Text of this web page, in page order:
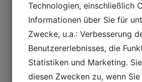
Technologien, einschließlich
Informationen über Sie für
Zwecke, u.a.: Verbesserung
Benutzererlebnisses, die
Statistiken und Marketing.
diesen Zwecken zu, wenn Sie